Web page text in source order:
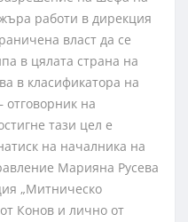
работи в дирекция
власт да се
в цялата страна на
в класификатора на
на
тази цел е
на началника на
Марияна Русева
„Митническо
Конов и лично от